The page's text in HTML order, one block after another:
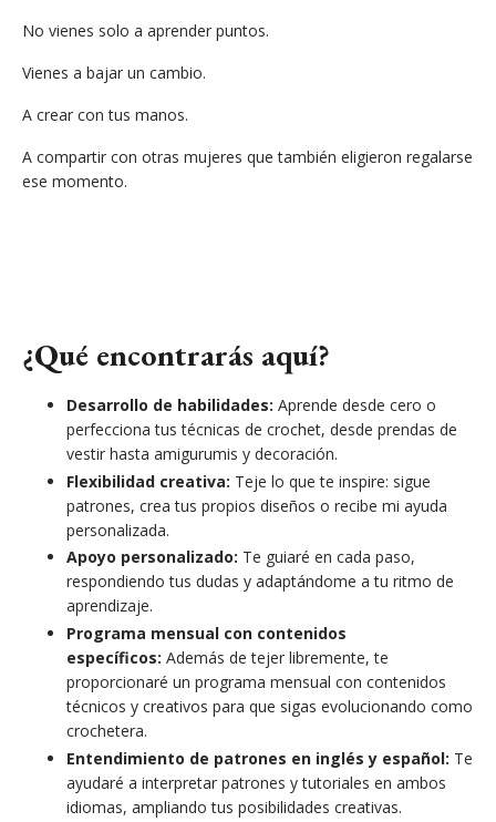
No vienes solo a aprender puntos.
Vienes a bajar un cambio.
A crear con tus manos.
A compartir con otras mujeres que también eligieron regalarse
ese momento.
¿Qué encontrarás aquí?
Desarrollo de habilidades: Aprende desde cero o
perfecciona tus técnicas de crochet, desde prendas de
vestir hasta amigurumis y decoración.
Flexibilidad creativa: Teje lo que te inspire: sigue
patrones, crea tus propios diseños o recibe mi ayuda
personalizada.
Apoyo personalizado: Te guiaré en cada paso,
respondiendo tus dudas y adaptándome a tu ritmo de
aprendizaje.
Programa mensual con contenidos
específicos: Además de tejer libremente, te
proporcionaré un programa mensual con contenidos
técnicos y creativos para que sigas evolucionando como
crochetera.
Entendimiento de patrones en inglés y español: Te
ayudaré a interpretar patrones y tutoriales en ambos
idiomas, ampliando tus posibilidades creativas.